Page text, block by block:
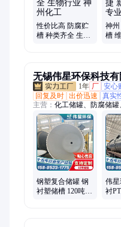
性价比高 防腐贮
槽 种类齐全 生物
神
槽
无锡伟星环保科技有
1年 厂 安心
回复及时 出价迅速 真实
主营： 化工储罐、防腐储
合储罐、钢塑复合储罐、
罐、钢衬塑管道、钢衬塑
道、不锈钢储罐、不锈钢
反应釜、硫酸储罐、盐酸
PTFE储罐、衬PE储罐、
钢塑复合储罐 钢
衬塑储槽 120吨钢
伟
衬